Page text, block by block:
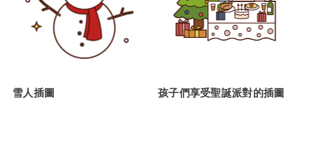
雪人插圖 孩子們享受聖誕派對的插圖